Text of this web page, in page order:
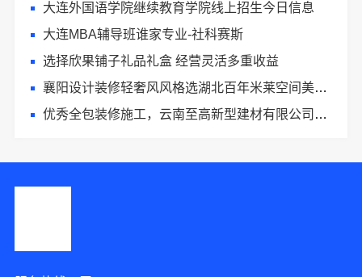
大连外国语学院继续教育学院线上招生今日信息
大连MBA辅导班谁家专业-社科赛斯
选择欣果铺子礼品礼盒 经营灵活多重收益
襄阳设计装修轻奢风风格选湖北百年米莱空间美学装饰材料有限公司
优秀全包装修施工，云南至高新型建材有限公司标准化团队全程管控